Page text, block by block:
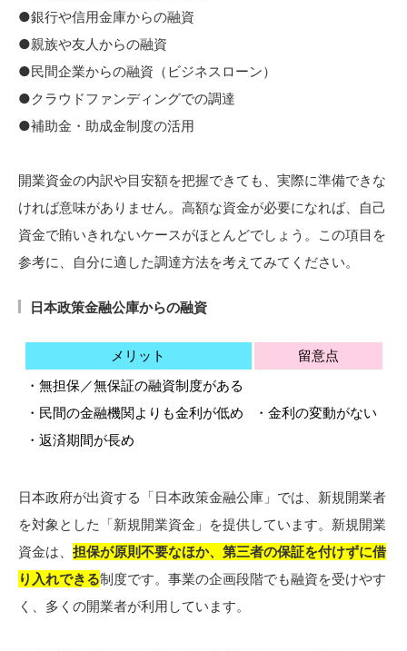
●銀行や信用金庫からの融資
●親族や友人からの融資
●民間企業からの融資（ビジネスローン）
●クラウドファンディングでの調達
●補助金・助成金制度の活用
開業資金の内訳や目安額を把握できても、実際に準備できな
ければ意味がありません。高額な資金が必要になれば、自己
資金で賄いきれないケースがほとんどでしょう。この項目を
参考に、自分に適した調達方法を考えてみてください。
日本政策金融公庫からの融資
メリット
留意点
・無担保／無保証の融資制度がある
・民間の金融機関よりも金利が低め
・返済期間が長め
・金利の変動がない
日本政府が出資する「日本政策金融公庫」では、新規開業者
を対象とした「新規開業資金」を提供しています。新規開業
資金は、 担保が原則不要なほか、第三者の保証を付けずに借
り入れできる制度です。事業の企画段階でも融資を受けやす
く、多くの開業者が利用しています。